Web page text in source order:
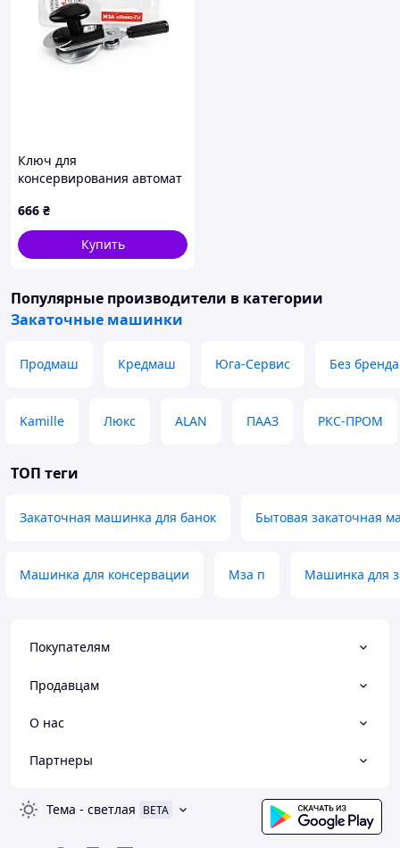
Ключ для
консервирования автомат
666 ₴
Купить
Популярные производители в категории
Закаточные машинки
Продмаш Кредмаш Юга-Сервис Без бренда
Kamille Люкс ALAN ПААЗ РКС-ПРОМ
ТОП теги
Закаточная машинка для банок Бытовая закаточная
Машинка для консервации Мза п Машинка для
Покупателям
Продавцам
О нас
Партнеры
Тема - светлая BETA